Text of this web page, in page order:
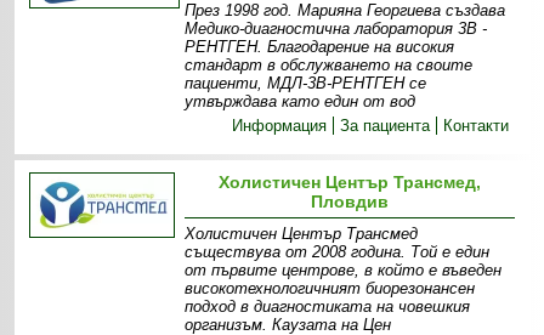
През 1998 год. Марияна Георгиева създава
Медико-диагностична лаборатория 3В -
РЕНТГЕН. Благодарение на високия
стандарт в обслужването на своите
пациенти, МДЛ-3В-РЕНТГЕН се
утвърждава като един от вод
Информация
За пациента Контакти
Холистичен Център Трансмед,
Пловдив
Холистичен Център Трансмед
съществува от 2008 година. Той е един
от първите центрове, в който е въведен
високотехнологичният биорезонансен
подход в диагностиката на човешкия
организъм. Каузата на Цен